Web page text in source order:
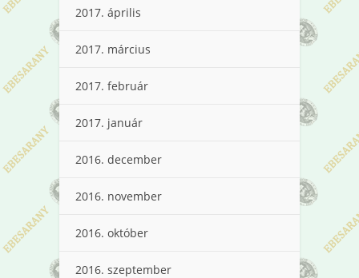
2017. április
2017. március
2017. február
2017. január
2016. december
2016. november
2016. október
2016. szeptember